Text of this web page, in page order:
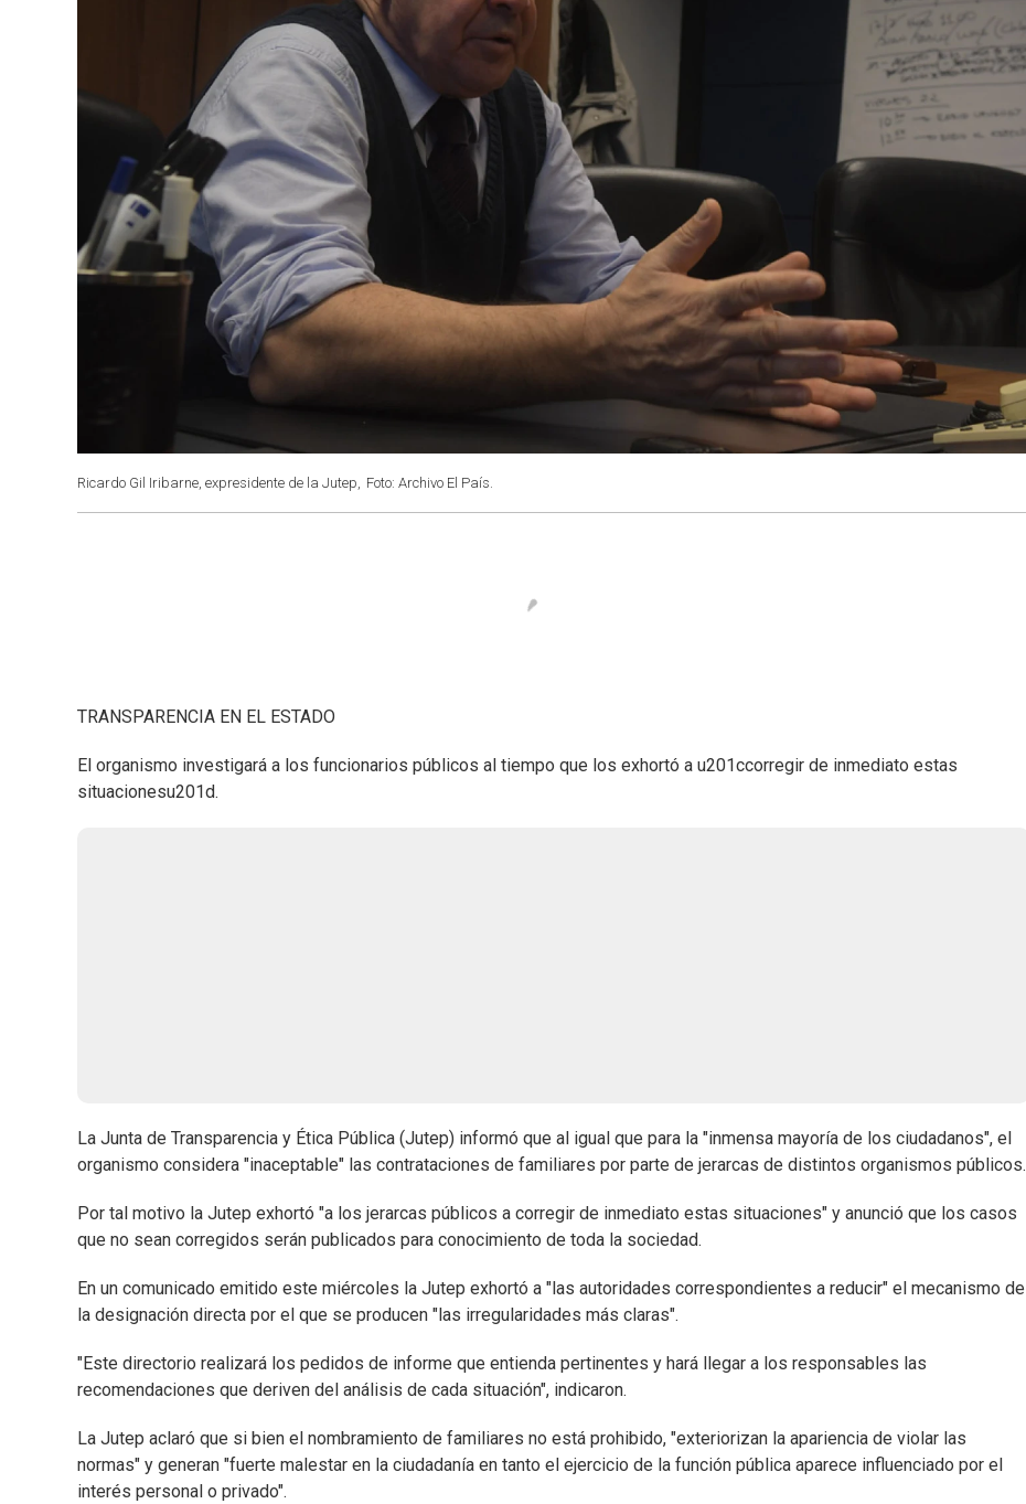
Ricardo Gil Iribarne, expresidente de la Jutep, Foto: Archivo El País.
TRANSPARENCIA EN EL ESTADO
El organismo investigará a los funcionarios públicos al tiempo que los exhortó a u201ccorregir de inmediato estas
situacionesu201d.
La Junta de Transparencia y Ética Pública (Jutep) informó que al igual que para la "inmensa mayoría de los ciudadanos", el
organismo considera "inaceptable" las contrataciones de familiares por parte de jerarcas de distintos organismos públicos.
Por tal motivo la Jutep exhortó "a los jerarcas públicos a corregir de inmediato estas situaciones" y anunció que los casos
que no sean corregidos serán publicados para conocimiento de toda la sociedad.
En un comunicado emitido este miércoles la Jutep exhortó a "las autoridades correspondientes a reducir" el mecanismo de
la designación directa por el que se producen "las irregularidades más claras".
"Este directorio realizará los pedidos de informe que entienda pertinentes y hará llegar a los responsables las
recomendaciones que deriven del análisis de cada situación", indicaron.
La Jutep aclaró que si bien el nombramiento de familiares no está prohibido, "exteriorizan la apariencia de violar las
normas" y generan "fuerte malestar en la ciudadanía en tanto el ejercicio de la función pública aparece influenciado por el
interés personal o privado".